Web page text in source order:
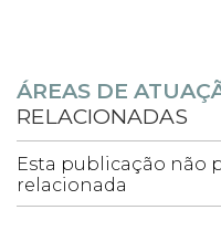
ÁREAS DE
RELACIONADAS
Esta publicação não
relacionada